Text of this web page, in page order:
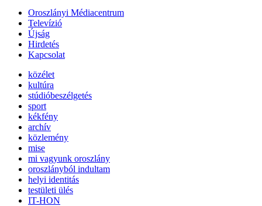
Oroszlányi Médiacentrum
Televízió
Újság
Hirdetés
Kapcsolat
közélet
kultúra
stúdióbeszélgetés
sport
kékfény
archív
közlemény
mise
mi vagyunk oroszlány
oroszlányból indultam
helyi identitás
testületi ülés
IT-HON